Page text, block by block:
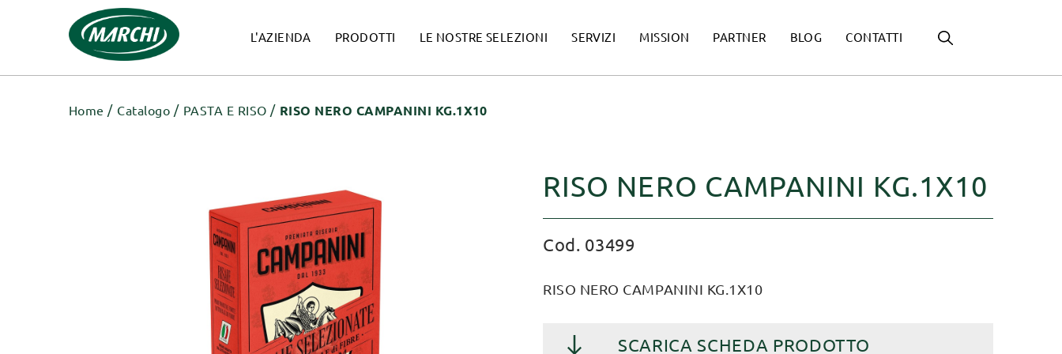
L'AZIENDA PRODOTTI LE NOSTRE SELEZIONI SERVIZI MISSION PARTNER BLOG CONTATTI
Home Catalogo PASTA E RISO RISO NERO CAMPANINI KG.1X10
RISO NERO CAMPANINI KG.1X10
Cod. 03499
RISO NERO CAMPANINI KG.1X10
SCARICA SCHEDA PRODOTTO